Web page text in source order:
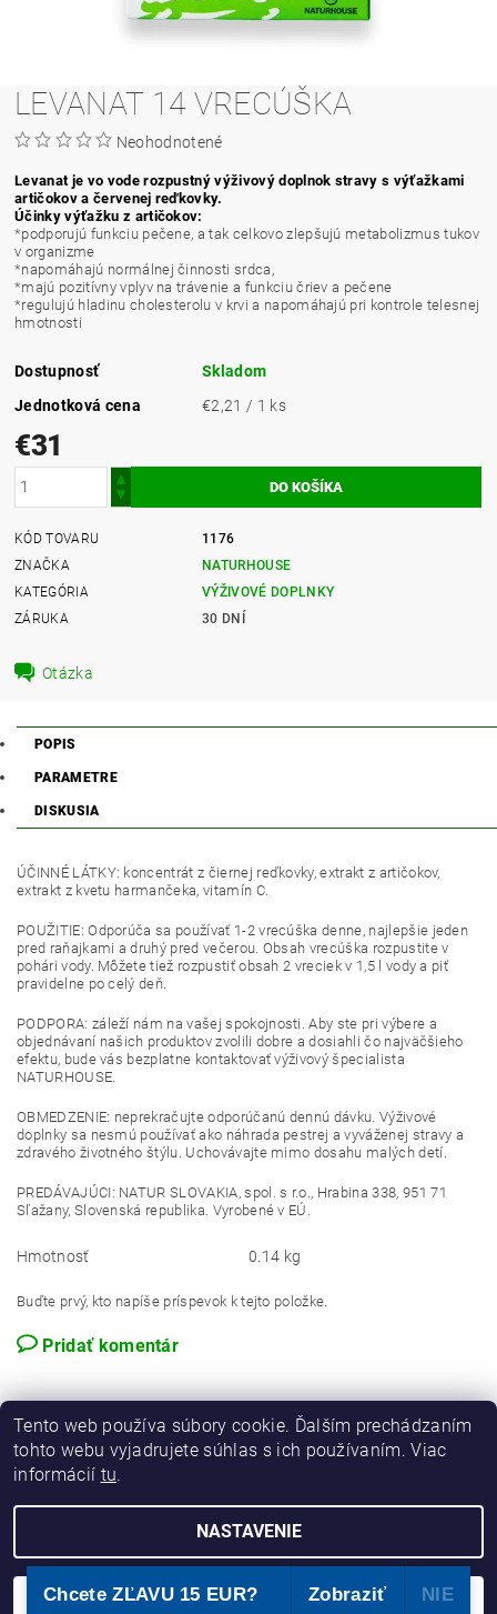
LEVANAT 14 VRECÚŠKA
Neohodnotené
Levanat je vo vode rozpustný výživový doplnok stravy s výťažkami
artičokov a červenej reďkovky.
Účinky výťažku z artičokov:
*podporujú funkciu pečene, a tak celkovo zlepšujú metabolizmus tukov
v organizme
*napomáhajú normálnej činnosti srdca,
*majú pozitívny vplyv na trávenie a funkciu čriev a pečene
*regulujú hladinu cholesterolu v krvi a napomáhajú pri kontrole telesnej
hmotnosti
Dostupnosť
Skladom
Jednotková cena
€2,21 / 1 ks
€31
KÓD TOVARU
1176
ZNAČKA
NATURHOUSE
KATEGÓRIA
VÝŽIVOVÉ DOPLNKY
ZÁRUKA
30 DNÍ
Otázka
POPIS
PARAMETRE
DISKUSIA
ÚČINNÉ LÁTKY: koncentrát z čiernej reďkovky, extrakt z artičokov,
extrakt z kvetu harmančeka, vitamín C.
POUŽITIE: Odporúča sa používať 1-2 vrecúška denne, najlepšie jeden
pred raňajkami a druhý pred večerou. Obsah vrecúška rozpustite v
pohári vody. Môžete tiež rozpustiť obsah 2 vreciek v 1,5 l vody a piť
pravidelne po celý deň.
PODPORA: záleží nám na vašej spokojnosti. Aby ste pri výbere a
objednávaní našich produktov zvolili dobre a dosiahli čo najväčšieho
efektu, bude vás bezplatne kontaktovať výživový špecialista
NATURHOUSE.
OBMEDZENIE: neprekračujte odporúčanú dennú dávku. Výživové
doplnky sa nesmú používať ako náhrada pestrej a vyváženej stravy a
zdravého životného štýlu. Uchovávajte mimo dosahu malých detí.
PREDÁVAJÚCI: NATUR SLOVAKIA, spol. s r.o., Hrabina 338, 951 71
Sľažany, Slovenská republika. Vyrobené v EÚ.
Hmotnosť 0.14 kg
Buďte prvý, kto napíše príspevok k tejto položke.
Pridať komentár
2026 © E-shop NATURHOUSE, všetky práva vyhradené
Vytvoril Shoptet
Tento web používa súbory cookie. Ďalším prechádzaním
tohto webu vyjadrujete súhlas s ich používaním. Viac
informácií tu.
NASTAVENIE
SÚHLASÍM
Chcete ZĽAVU 15 EUR? Zobraziť​ NIE